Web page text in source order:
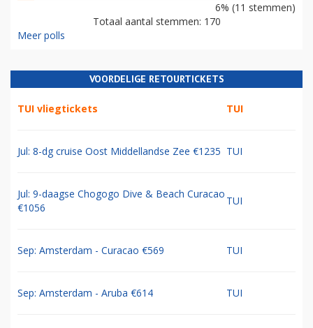
6% (11 stemmen)
Totaal aantal stemmen: 170
Meer polls
VOORDELIGE RETOURTICKETS
TUI vliegtickets TUI
Jul: 8-dg cruise Oost Middellandse Zee €1235 TUI
Jul: 9-daagse Chogogo Dive & Beach Curacao
€1056
TUI
Sep: Amsterdam - Curacao €569 TUI
Sep: Amsterdam - Aruba €614 TUI